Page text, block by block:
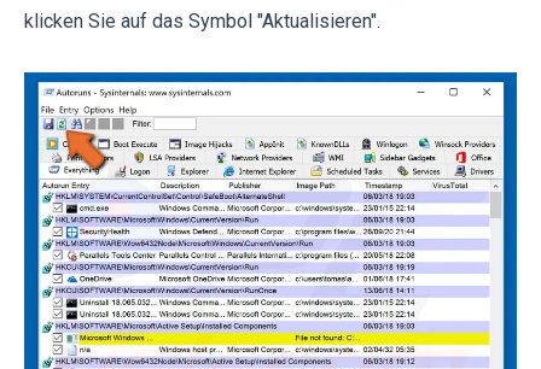
klicken Sie auf das Symbol "Aktualisieren".